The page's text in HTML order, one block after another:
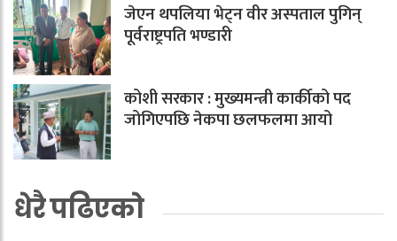
जेएन थपलिया भेट्न वीर अस्पताल पुगिन्
पूर्वराष्ट्रपति भण्डारी
कोशी सरकार : मुख्यमन्त्री कार्कीको पद
जोगिएपछि नेकपा छलफलमा आयो
धेरै पढिएको